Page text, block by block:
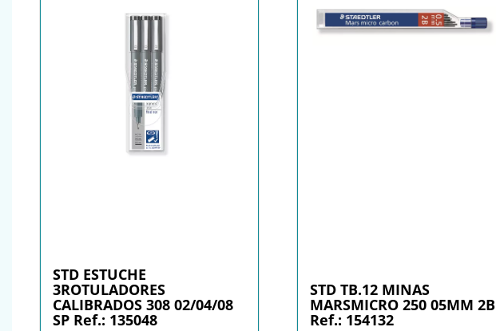
STD ESTUCHE
3ROTULADORES
CALIBRADOS 308 02/04/08
SP Ref.: 135048
STD TB.12 MINAS
MARSMICRO 250 05MM 2B
Ref.: 154132